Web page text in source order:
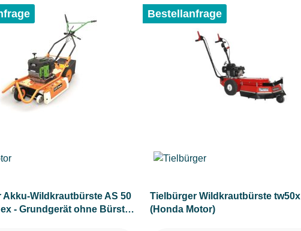
Akku-Wildkrautbürste AS 50
- Grundgerät ohne Bürste,
Bestellanfrage
Tielbürger Wildkrautbürste tw50x
(Honda Motor)